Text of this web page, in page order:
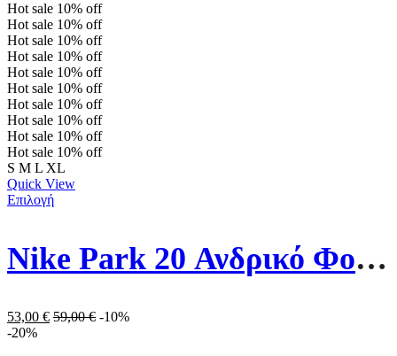
Hot sale 10% off
Hot sale 10% off
Hot sale 10% off
Hot sale 10% off
Hot sale 10% off
Hot sale 10% off
Hot sale 10% off
Hot sale 10% off
Hot sale 10% off
Hot sale 10% off
S M L XL
Quick View
Επιλογή
Nike Park 20 Ανδρικό Φούτερ Fleece CW6902-071 Γκρι
53,00 € 59,00€ -10%
-20%